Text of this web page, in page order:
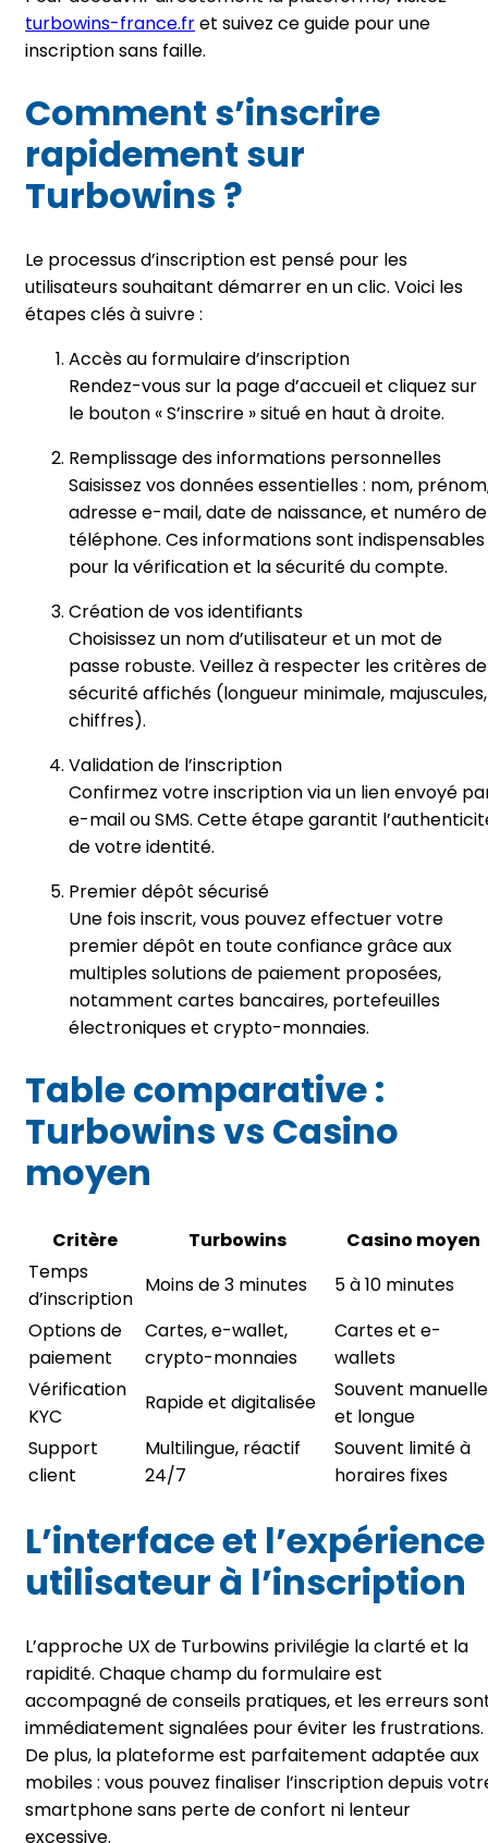
turbowins-france.fret suivez ce guide pour une
inscription sans faille.
Comment s’inscrire
rapidement sur
Turbowins ?
Le processus d’inscription est pensé pour les
utilisateurs souhaitant démarrer en un clic. Voici les
étapes clés à suivre :
Accès au formulaire d’inscription
Rendez-vous sur la page d’accueil et cliquez sur
le bouton « S’inscrire » situé en haut à droite.
Remplissage des informations personnelles
Saisissez vos données essentielles : nom,
adresse e-mail, date de naissance, et numéro de
téléphone. Ces informations sont indispensables
pour la vérification et la sécurité du compte.
Création de vos identifiants
Choisissez un nom d’utilisateur et un mot de
passe robuste. Veillez à respecter les critères de
sécurité affichés (longueur minimale, majuscules,
chiffres).
Validation de l’inscription
Confirmez votre inscription via un lien envoyé
e-mail ou SMS. Cette étape garantit
de votre identité.
Premier dépôt sécurisé
Une fois inscrit, vous pouvez effectuer votre
premier dépôt en toute confiance grâce aux
multiples solutions de paiement proposées,
notamment cartes bancaires, portefeuilles
électroniques et crypto-monnaies.
Table comparative :
Turbowins vs Casino
moyen
Critère Turbowins
Casino moyen
Temps
d’inscription
Moins de 3 minutes
5 à 10 minutes
Options de
paiement
Cartes, e-wallet,
crypto-monnaies
Cartes et e-
wallets
Vérification
KYC
Rapide et digitalisée
Souvent manuelle
et longue
Support
client
Multilingue, réactif
24/7
Souvent limité à
horaires fixes
L’interface et l’expérience
utilisateur à l’inscription
L’approche UX de Turbowins privilégie la clarté et la
rapidité. Chaque champ du formulaire est
accompagné de conseils pratiques, et les erreurs
immédiatement signalées pour éviter les frustrations.
De plus, la plateforme est parfaitement adaptée aux
mobiles : vous pouvez finaliser l’inscription depuis
smartphone sans perte de confort ni lenteur
excessive.